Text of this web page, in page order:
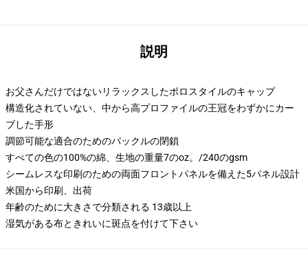
説明
お父さんだけではないリラックスしたポロスタイルのキャップ
構造化されていない、中から高プロファイルの王冠をわずかにカー
ブした手形
調節可能な適合のためのバックルの閉鎖
すべての色の100%の綿、生地の重量7のoz。/240のgsm
シームレスな印刷のための両面フロントパネルを備えた5パネル設計
米国から印刷、出荷
年齢のために大きさで分類される 13歳以上
湿気がある布ときれいに斑点を付けて下さい